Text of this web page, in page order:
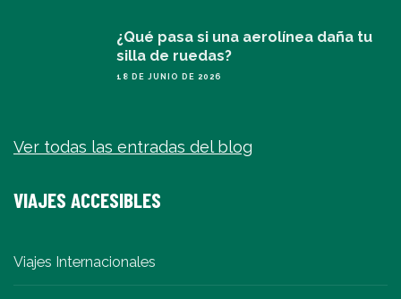
¿Qué pasa si una aerolínea daña tu
silla de ruedas?
18 DE JUNIO DE 2026
Ver todas las entradas del blog
VIAJES ACCESIBLES
Viajes Internacionales